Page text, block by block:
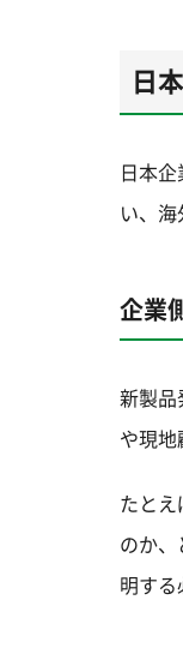
日
日本
い、
企業
新製品
や現
たと
のか
明する